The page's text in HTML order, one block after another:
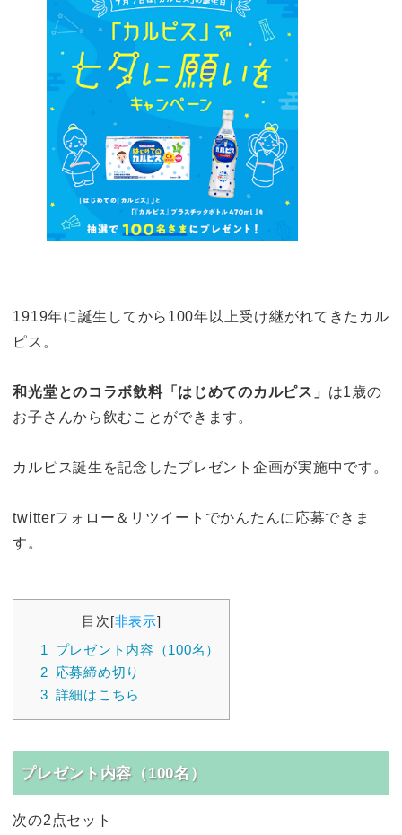
1919年に誕生してから100年以上受け継がれてきたカル
ピス。
和光堂とのコラボ飲料「はじめてのカルピス」 は1歳の
お子さんから飲むことができます。
カルピス誕生を記念したプレゼント企画が実施中です。
twitterフォロー＆リツイートでかんたんに応募できま
す。
目次 [非表示]
1
プレゼント内容（100名）
2 応募締め切り
3 詳細はこちら
プレゼント内容（100名）
次の2点セット